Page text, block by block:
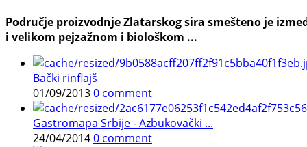
Područje proizvodnje Zlatarskog sira smešteno je
i velikom pejzažnom i biološkom ...
Bački rinflajš
01/09/20130 comment
Gastromapa Srbije - Azbukovački ...
24/04/20140 comment